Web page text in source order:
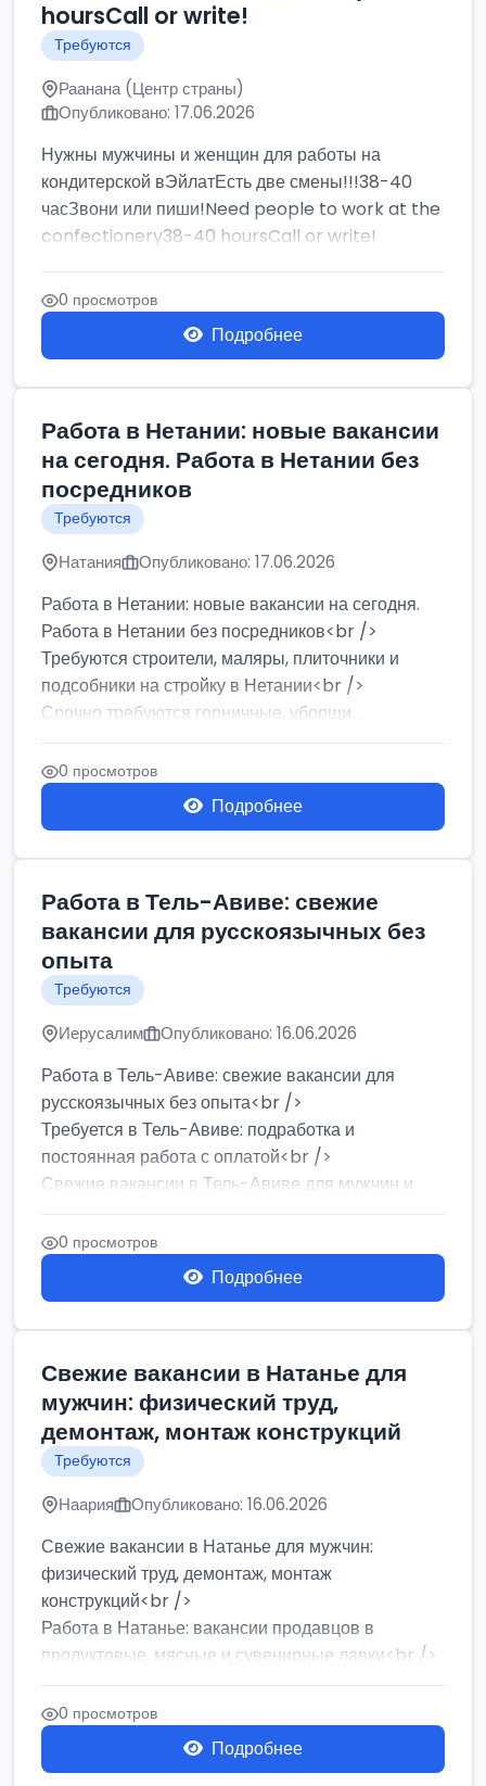
hoursCall or write!
Требуются
Раанана (Центр страны)
Опубликовано: 17.06.2026
Нужны мужчины и женщин для работы на
кондитерской вЭйлатЕсть две смены!!!38-40
часЗвони или пиши!Need people to work at the
confectionery38-40 hoursCall or write!
0 просмотров
Подробнее
Работа в Нетании: новые вакансии
на сегодня. Работа в Нетании без
посредников
Требуются
Натания Опубликовано: 17.06.2026
Работа в Нетании: новые вакансии на сегодня.
Работа в Нетании без посредников<br />
Требуются строители, маляры, плиточники и
подсобники на стройку в Нетании<br />
Срочно требуются горничные, уборщи...
0 просмотров
Подробнее
Работа в Тель-Авиве: свежие
вакансии для русскоязычных без
опыта
Требуются
Иерусалим Опубликовано: 16.06.2026
Работа в Тель-Авиве: свежие вакансии для
русскоязычных без опыта<br />
Требуется в Тель-Авиве: подработка и
постоянная работа с оплатой<br />
Свежие вакансии в Тель-Авиве для мужчин и
женщин от хозя...
0 просмотров
Подробнее
Свежие вакансии в Натанье для
мужчин: физический труд,
демонтаж, монтаж конструкций
Требуются
Наария Опубликовано: 16.06.2026
Свежие вакансии в Натанье для мужчин:
физический труд, демонтаж, монтаж
конструкций<br />
Работа в Натанье: вакансии продавцов в
продуктовые, мясные и сувенирные лавки<br />
Разнорабочий на сборку м...
0 просмотров
Подробнее